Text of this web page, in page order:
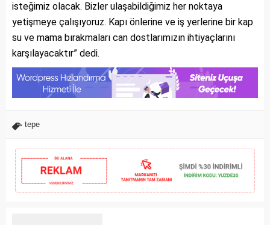
isteğimiz olacak. Bizler ulaşabildiğimiz her noktaya
yetişmeye çalışıyoruz. Kapı önlerine ve iş yerlerine bir kap
su ve mama bırakmaları can dostlarımızın ihtiyaçlarını
karşılayacaktır” dedi.
tepe